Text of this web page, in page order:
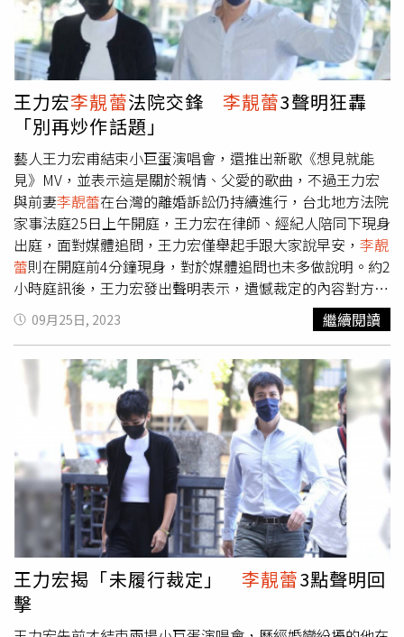
「文華苑」，旭昌興企業11月時還在陽明山名人巷士林區仁
民路購置一棟2層樓透天，以總價9500萬元成交。老闆大手
筆買房，看在員工眼裡可相當不是滋味。因為去年前三季國
巨稅後淨利超過120億元，且證交所公布上市公司董事及監
察人酬金支領，平均每位國巨董事拿到8766多萬元，再度
拿下第一，但給員工的年終獎金卻比同業少出許多。員工因
此不滿在社群平台上抱怨，國巨一個台灣上市公司、市值超
過2000億元，前三季EPS超過30元、稅後淨利超過120億，
發給台灣員工的年終獎金1個月，「所有人最多最多最多就
給1.14個月」，覺得自己像是廉價的「免洗餐具」，其他員
工也附和「我看到年終，我以為我在慈善機構上班」「辛苦
了一年，看到這個結果真心寒啊，如果有人要發起罷工我一
定+1」。至於「文華苑」有何魅力讓富豪競相搶購？台灣房
屋集團趨勢中心資深經理陳定中認為，該豪宅不但佔據鬧中
取靜的精華地段，且社區1100多坪的基地，僅規劃不到30
戶，戶數相當精簡，因此每戶的持有地坪大，保值性更為突
出。在未來產權整合方面，也比動輒百戶的社區簡便，持有
戶數多的屋主，不論對社區管理還是未來發展，都能在管委
會決策上發揮關鍵影響力，使2大富豪鍾情「文華苑」集郵
收購。
在處理其他名譽維權案，「再次嚴厲警告各網路主體即刻停
止發佈、傳播涉嫌侵犯王力宏名譽權的言論，避免造成損害
後果進一步擴大而招致自身法律責任的承擔，切勿抱有僥倖
心理而肆意發佈不實消息」。王力宏也轉發聲明並寫下：
「謊言可以一分鐘繞半地球，但真相經常需要多一點時間。
謝謝法院捍衛真相。也謝謝網友們的耐心。」
王力宏李靚蕾法院交鋒李靚蕾3聲明狂轟
「別再炒作話題」
藝人王力宏甫結束小巨蛋演唱會，還推出新歌《想見就能
見》MV，並表示這是關於親情、父愛的歌曲，不過王力宏
與前妻李靚蕾在台灣的離婚訴訟仍持續進行，台北地方法院
家事法庭25日上午開庭，王力宏在律師、經紀人陪同下現身
出庭，面對媒體追問，王力宏僅舉起手跟大家說早安， 李靚
蕾則在開庭前4分鐘現身，對於媒體追問也未多做說明。約2
小時庭訊後，王力宏發出聲明表示，遺憾裁定的內容對方大
部分都未履行。王力宏、
今日都親自現身。王力宏、
李靚蕾前年底驚爆婚變，兩人官司從美國打到台灣，台北地
院家事法庭今天上午再開調解庭，王力宏、李靚蕾雙方均現
身法院，再於法庭內交鋒，調解約2小時直到中午才結束，
王力宏穿著襯衫、牛仔褲一身輕便出庭，面對記者詢問今天
怎麼會出庭、有打算要說什麼等問題，僅揮揮手，說了「早
安，謝謝」，隨即進入法院。李靚蕾也於稍後現身法院，面
對記者詢問「今天有什麼要說的嗎」、「有沒有達成共識」
等問題，僅揮揮手不發一語。王力宏、李靚蕾今日都親自現
身。庭訊從上午10點到中午12點才結束，王力宏離開法院
時，面對記者詢問今天狀況還好嗎、有達成共識嗎等問題，
僅微笑說謝謝2字。
李靚蕾隨後步出法院看到記者則揮手、
微微鞠躬，對於今天順利嗎、有提出什麼要求嗎等問題，僅
說謝謝2字。王力宏也於庭訊結束後透過律師發表3點聲明，
期盼能見到生命中最重要的人，
09月25日, 2023 繼續閱讀
王力宏揭「未履行裁定」李靚蕾3點聲明回
擊